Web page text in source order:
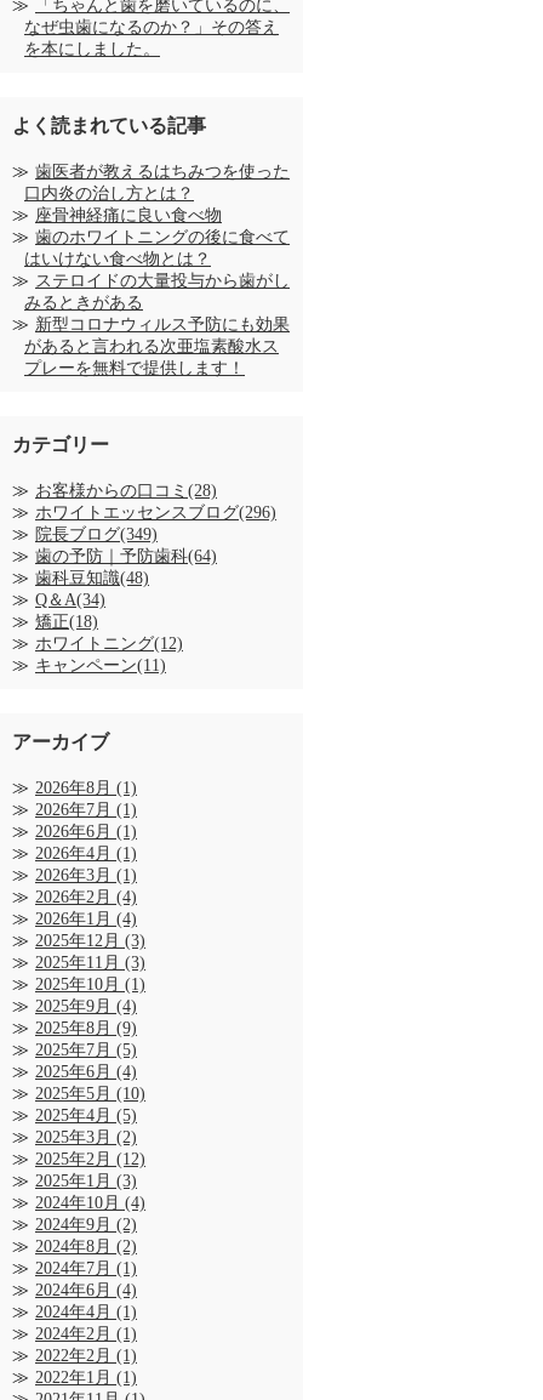
「ちゃんと歯を磨いているのに、
なぜ虫歯になるのか？」その答え
を本にしました。
よく読まれている記事
歯医者が教えるはちみつを使った
口内炎の治し方とは？
座骨神経痛に良い食べ物
歯のホワイトニングの後に食べて
はいけない食べ物とは？
ステロイドの大量投与から歯がし
みるときがある
新型コロナウィルス予防にも効果
があると言われる次亜塩素酸水ス
プレーを無料で提供します！
カテゴリー
お客様からの口コミ(28)
ホワイトエッセンスブログ(296)
院長ブログ(349)
歯の予防｜予防歯科(64)
歯科豆知識(48)
Q＆A(34)
矯正(18)
ホワイトニング(12)
キャンペーン(11)
アーカイブ
2026年8月 (1)
2026年7月 (1)
2026年6月 (1)
2026年4月 (1)
2026年3月 (1)
2026年2月 (4)
2026年1月 (4)
2025年12月 (3)
2025年11月 (3)
2025年10月 (1)
2025年9月 (4)
2025年8月 (9)
2025年7月 (5)
2025年6月 (4)
2025年5月 (10)
2025年4月 (5)
2025年3月 (2)
2025年2月 (12)
2025年1月 (3)
2024年10月 (4)
2024年9月 (2)
2024年8月 (2)
2024年7月 (1)
2024年6月 (4)
2024年4月 (1)
2024年2月 (1)
2022年2月 (1)
2022年1月 (1)